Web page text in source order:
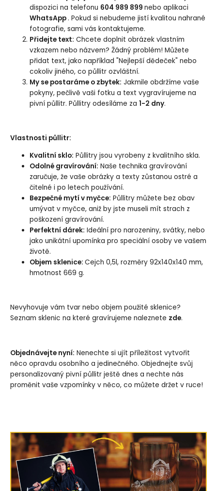
dispozici na telefonu 604 989 899nebo aplikaci
WhatsApp. Pokud si nebudeme jistí kvalitou nahrané
fotografie, sami vás kontaktujeme.
Přidejte text: Chcete doplnit obrázek vlastním
vzkazem nebo názvem? Žádný problém! Můžete
přidat text, jako například "Nejlepší dědeček" nebo
cokoliv jiného, co půllitr ozvláštní.
My se postaráme o zbytek: Jakmile obdržíme vaše
pokyny, pečlivě vaši fotku a text vygravírujeme na
pivní půllitr. Půllitry odesíláme za1-2 dny.
Vlastnosti půllitr:
Kvalitní sklo: Půllitry jsou vyrobeny z kvalitního skla.
Odolné gravírování: Naše technika gravírování
zaručuje, že vaše obrázky a texty zůstanou ostré a
čitelné i po letech používání.
Bezpečné mytí v myčce: Půllitry můžete bez obav
umývat v myčce, aniž by jste museli mít strach z
poškození gravírování.
Perfektní dárek: Ideální pro narozeniny, svátky, nebo
jako unikátní upomínka pro speciální osoby ve vašem
životě.
Objem sklenice:Cejch 0,5l, rozměry 92x140x140 mm,
hmotnost 669 g.
Nevyhovuje vám tvar nebo objem použité sklenice?
Seznam sklenic na které gravírujeme naleznete zde.
Objednávejte nyní: Nenechte si ujít příležitost vytvořit
něco opravdu osobního a jedinečného. Objednejte svůj
personalizovaný pivní půllitr ještě dnes a nechte nás
proměnit vaše vzpomínky v něco, co můžete držet v ruce!